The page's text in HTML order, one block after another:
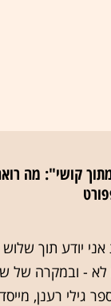
קושי": מה
יודע תוך
לא - ובמקרה של
גילי רענן,